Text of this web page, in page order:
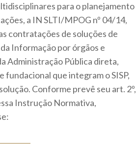
para o planejamento
a IN SLTI/MPOG nº 04/14,
contratações de soluções de
Informação por órgãos e
Administração Pública direta,
fundacional que integram o SISP,
Conforme prevê seu art. 2º,
Instrução Normativa,